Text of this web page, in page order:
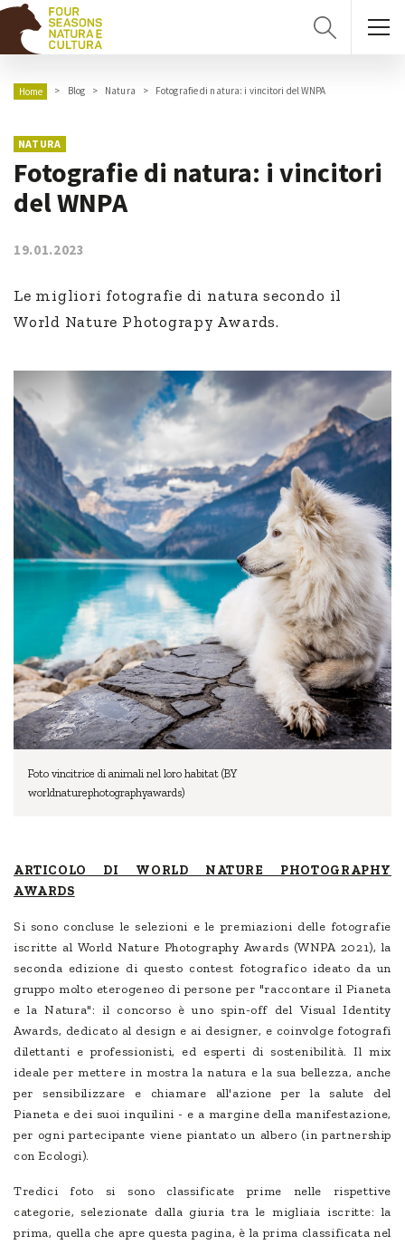
Home Blog Natura Fotografie di natura: i vincitori del WNPA
NATURA
Fotografie di natura: i vincitori
del WNPA
19.01.2023
Le migliori fotografie di natura secondo il
World Nature Photograpy Awards.
Foto vincitrice di animali nel loro habitat (BY
worldnaturephotographyawards)
ARTICOLO DI WORLD NATURE PHOTOGRAPHY
AWARDS
Si sono concluse le selezioni e le premiazioni delle fotografie
iscritte al World Nature Photography Awards (WNPA 2021), la
seconda edizione di questo contest fotografico ideato da un
gruppo molto eterogeneo di persone per "raccontare il Pianeta
e la Natura": il concorso è uno spin-off del Visual Identity
Awards, dedicato al design e ai designer, e coinvolge fotografi
dilettanti e professionisti, ed esperti di sostenibilità. Il mix
ideale per mettere in mostra la natura e la sua bellezza, anche
per sensibilizzare e chiamare all'azione per la salute del
Pianeta e dei suoi inquilini - e a margine della manifestazione,
per ogni partecipante viene piantato un albero (in partnership
con Ecologi).
Tredici foto si sono classificate prime nelle rispettive
categorie, selezionate dalla giuria tra le migliaia iscritte: la
prima, quella che apre questa pagina, è la prima classificata nel